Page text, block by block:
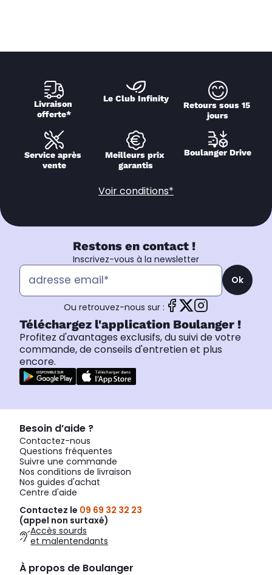
Livraison
offerte*
Le Club Infinity
Retours sous 15
jours
Service après
vente
Meilleurs prix
garantis
Boulanger Drive
Voir conditions*
Restons en contact !
Inscrivez-vous à la newsletter
Ok
Ou retrouvez-nous sur :
Téléchargez l'application Boulanger !
Profitez d'avantages exclusifs, du suivi de votre
commande, de conseils d'entretien et plus
encore.
Besoin d’aide ?
Contactez-nous
Questions fréquentes
Suivre une commande
Nos conditions de livraison
Nos guides d'achat
Centre d'aide
Contactez le 09 69 32 32 23
(appel non surtaxé)
Accès sourds
et malentendants
À propos de Boulanger